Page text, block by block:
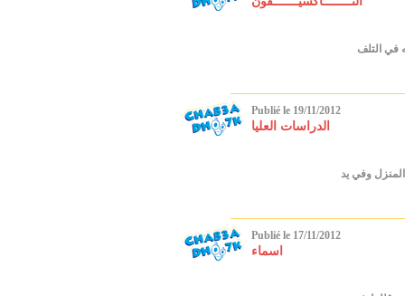
Publié le 19/11/2012
الدراسات العليا
Publié le 17/11/2012
اسماء